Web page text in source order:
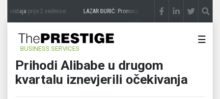
zavičajaprije 2 sedmice LAZAR ĐURIĆ: Promocija potencijal pretvara u destinaciju
BUSINESS SERVICES
☰
Prihodi Alibabe u drugom
kvartalu iznevjerili očekivanja